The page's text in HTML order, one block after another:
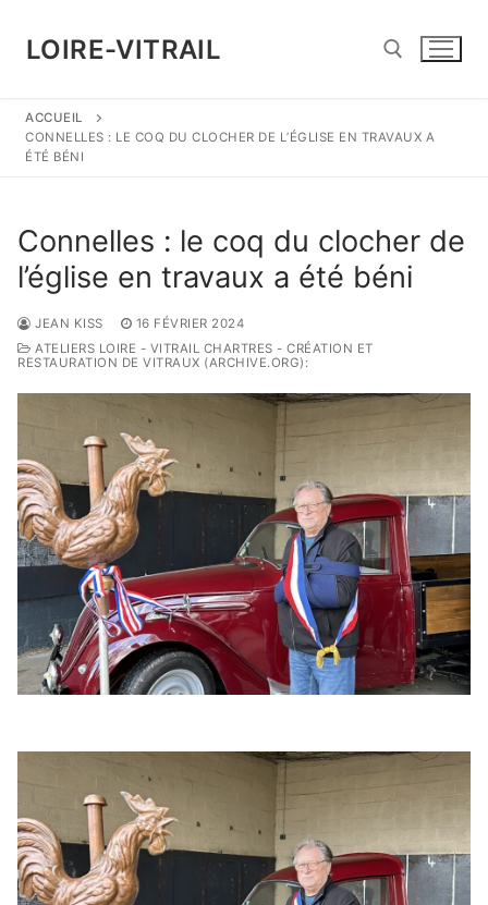
contenu
LOIRE-VITRAIL
Rechercher :
ACCUEIL
CONNELLES : LE COQ DU CLOCHER DE L’ÉGLISE EN TRAVAUX A
ÉTÉ BÉNI
Connelles : le coq du clocher de
l’église en travaux a été béni
JEAN KISS
16 FÉVRIER 2024
ATELIERS LOIRE - VITRAIL CHARTRES - CRÉATION ET
RESTAURATION DE VITRAUX (ARCHIVE.ORG):